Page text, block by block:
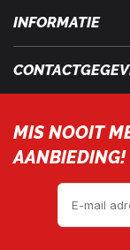
INFORMATIE
MIS NOOIT
AANBIEDING!